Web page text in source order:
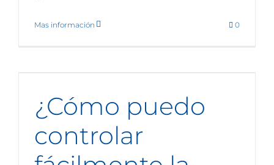
Mas información 0
¿Cómo puedo
controlar